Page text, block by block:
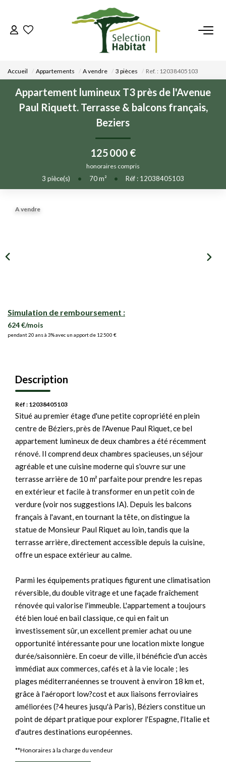
ACCUEIL
NOS BIENS
VENDRE UN BIEN
DÉPOSEZ VOTRE RECHERCHE
NOUS REJOINDRE
Accueil Appartements A vendre 3 pièces Ref. : 12038405103
Appartement lumineux T3 près de l'Avenue
Paul Riquett. Terrasse & balcons français,
Beziers
125 000 €
honoraires compris
3 pièce(s) • 70m² • Réf : 12038405103
A vendre
Simulation de remboursement :
624 €/mois
pendant 20 ans à 3% avec un apport de 12 500 €
Description
Réf : 12038405103
Situé au premier étage d'une petite copropriété en plein
centre de Béziers, près de l'Avenue Paul Riquet, ce bel
appartement lumineux de deux chambres a été récemment
rénové. Il comprend deux chambres spacieuses, un séjour
agréable et une cuisine moderne qui s'ouvre sur une
terrasse arrière de 10 m² parfaite pour prendre les repas
en extérieur et facile à transformer en un petit coin de
verdure (voir nos suggestions IA). Depuis les balcons
français à l'avant, en tournant la tête, on distingue la
statue de Monsieur Paul Riquet au loin, tandis que la
terrasse arrière, directement accessible depuis la cuisine,
offre un espace extérieur au calme.
Parmi les équipements pratiques figurent une climatisation
réversible, du double vitrage et une façade fraîchement
rénovée qui valorise l'immeuble. L'appartement a toujours
été bien loué en bail classique, ce qui en fait un
investissement sûr, un excellent premier achat ou une
opportunité intéressante pour une location mixte longue
durée/saisonnière. En coeur de ville, il bénéficie d'un accès
immédiat aux commerces, cafés et à la vie locale ; les
plages méditerranéennes se trouvent à environ 18 km et,
grâce à l'aéroport low?cost et aux liaisons ferroviaires
améliorées (?4 heures jusqu'à Paris), Béziers constitue un
point de départ pratique pour explorer l'Espagne, l'Italie et
d'autres destinations européennes.
**Honoraires à la charge du vendeur